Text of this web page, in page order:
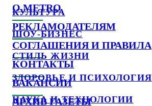
КУЛЬТУРА
ШОУ-БИЗНЕС
СТИЛЬ ЖИЗНИ
ЗДОРОВЬЕ И ПСИХОЛОГИЯ
НАУКА И ТЕХНОЛОГИИ
О METRO
РЕКЛАМОДАТЕЛЯМ
СОГЛАШЕНИЯ И ПРАВИЛА
КОНТАКТЫ
ВАКАНСИИ
АРХИВ ГАЗЕТЫ